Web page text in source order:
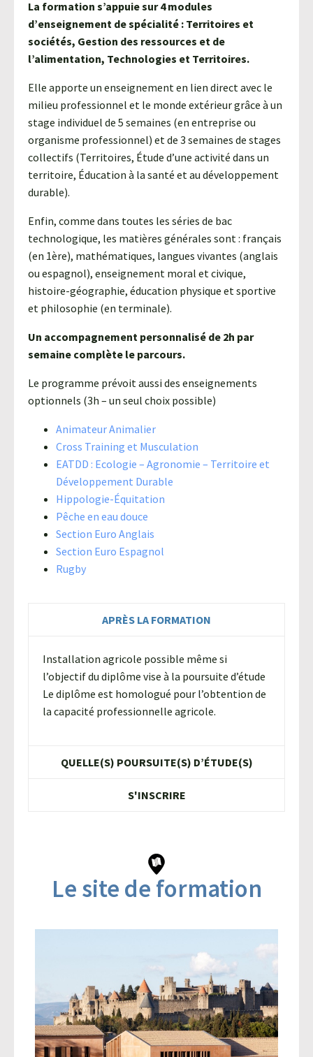
La formation s’appuie sur 4 modules
d’enseignement de spécialité : Territoires et
sociétés, Gestion des ressources et de
l’alimentation, Technologies et Territoires.
Elle apporte un enseignement en lien direct avec le
milieu professionnel et le monde extérieur grâce à un
stage individuel de 5 semaines (en entreprise ou
organisme professionnel) et de 3 semaines de stages
collectifs (Territoires, Étude d’une activité dans un
territoire, Éducation à la santé et au développement
durable).
Enfin, comme dans toutes les séries de bac
technologique, les matières générales sont : français
(en 1ère), mathématiques, langues vivantes (anglais
ou espagnol), enseignement moral et civique,
histoire-géographie, éducation physique et sportive
et philosophie (en terminale).
Un accompagnement personnalisé de 2h par
semaine complète le parcours.
Le programme prévoit aussi des enseignements
optionnels (3h – un seul choix possible)
Animateur Animalier
Cross Training et Musculation
EATDD : Ecologie – Agronomie – Territoire et
Développement Durable
Hippologie-Équitation
Pêche en eau douce
Section Euro Anglais
Section Euro Espagnol
Rugby
APRÈS LA FORMATION
Installation agricole possible même si
l’objectif du diplôme vise à la poursuite d’étude
Le diplôme est homologué pour l’obtention de
la capacité professionnelle agricole.
QUELLE(S) POURSUITE(S) D’ÉTUDE(S)
S'INSCRIRE
Le site de formation